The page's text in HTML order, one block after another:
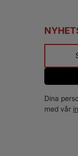
Dina
med vår